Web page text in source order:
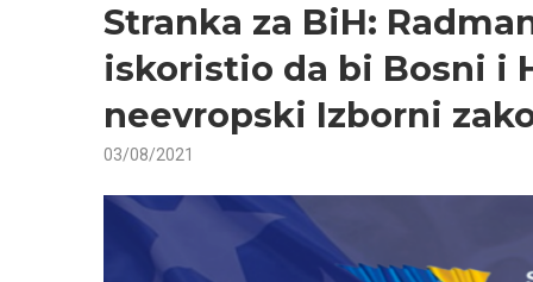
Stranka za BiH:
iskoristio da bi Bosni i
neevropski Izborni
03/08/2021